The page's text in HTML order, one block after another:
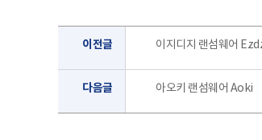
이전글 이지디지 랜섬웨어
다음글 아오키 랜섬웨어 Aoki